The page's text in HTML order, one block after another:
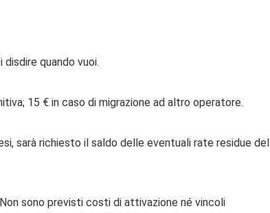
quando vuoi.
15 € in caso di migrazione ad altro operatore.
sarà richiesto il saldo delle eventuali rate residue del
sono previsti costi di attivazione né vincoli